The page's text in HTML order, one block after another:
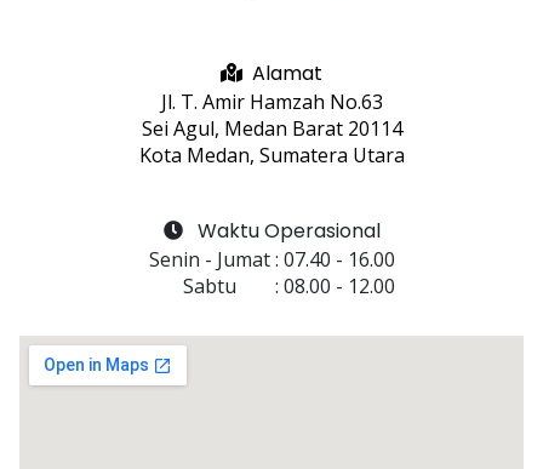
Alamat
Jl. T. Amir Hamzah No.63
Sei Agul, Medan Barat 20114
Kota Medan, Sumatera Utara
Waktu Operasional
Senin - Jumat : 07.40 - 16.00
Sabtu
: 08.00 - 12.00